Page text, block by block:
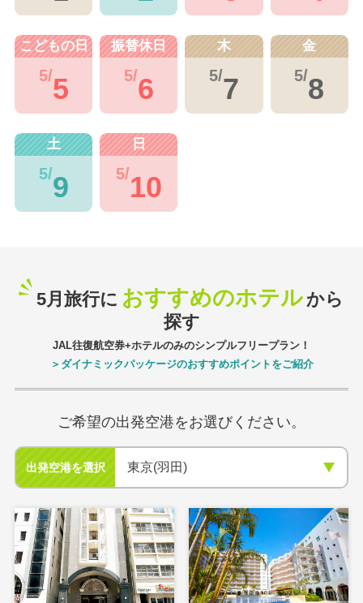
こどもの日
5/5
振替休日
5/6
木
5/7
金
5/8
土
5/9
日
5/10
5月旅行に おすすめのホテル から
探す
JAL往復航空券+ホテルのみのシンプルフリープラン！
＞ダイナミックパッケージのおすすめポイントをご紹介
ご希望の出発空港をお選びください。
出発空港を選択